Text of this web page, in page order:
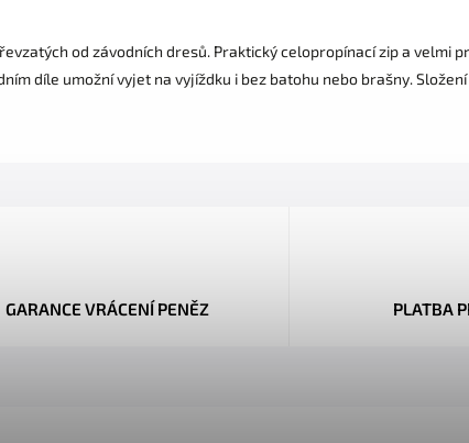
od závodních dresů. Praktický celopropínací zip a velmi
díle umožní vyjet na vyjíždku i bez batohu nebo brašny.
GARANCE VRÁCENÍ PENĚZ PLATBA